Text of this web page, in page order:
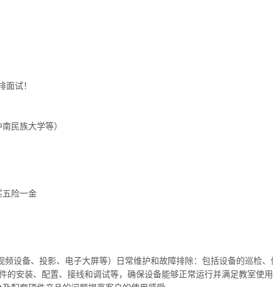
试！
民族大学等）
五险一金
设备、投影、电子大屏等）日常维护和故障排除：包括设备的巡检、
安装、配置、接线和调试等，确保设备能够正常运行并满足教室使